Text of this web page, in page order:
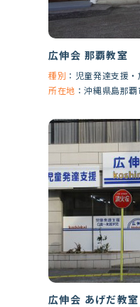
広伸会 那覇教室
種別 ： 児童発達支援
所在地 ：沖縄県島那
広伸会 あげだ教室